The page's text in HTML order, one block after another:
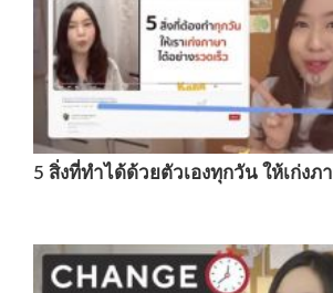
5 สิ่งที่ทำได้ด้วยตัวเองทุกวัน ให้เก่งภ